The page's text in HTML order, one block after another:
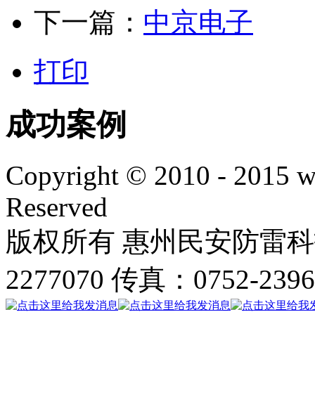
下一篇： 中京电子
打印
成功案例
Copyright © 2010 - 2015
Reserved
版权所有 惠州民安防雷
2277070 传真：0752-